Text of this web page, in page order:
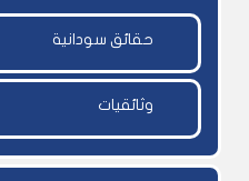
حقائق سودانية
وثائقيات